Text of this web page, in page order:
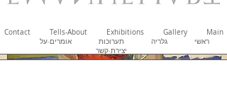
Contact Tells-About Exhibitions Gallery Main
ראשיגלריה תערוכותאומרים-על
יצירת-קשר